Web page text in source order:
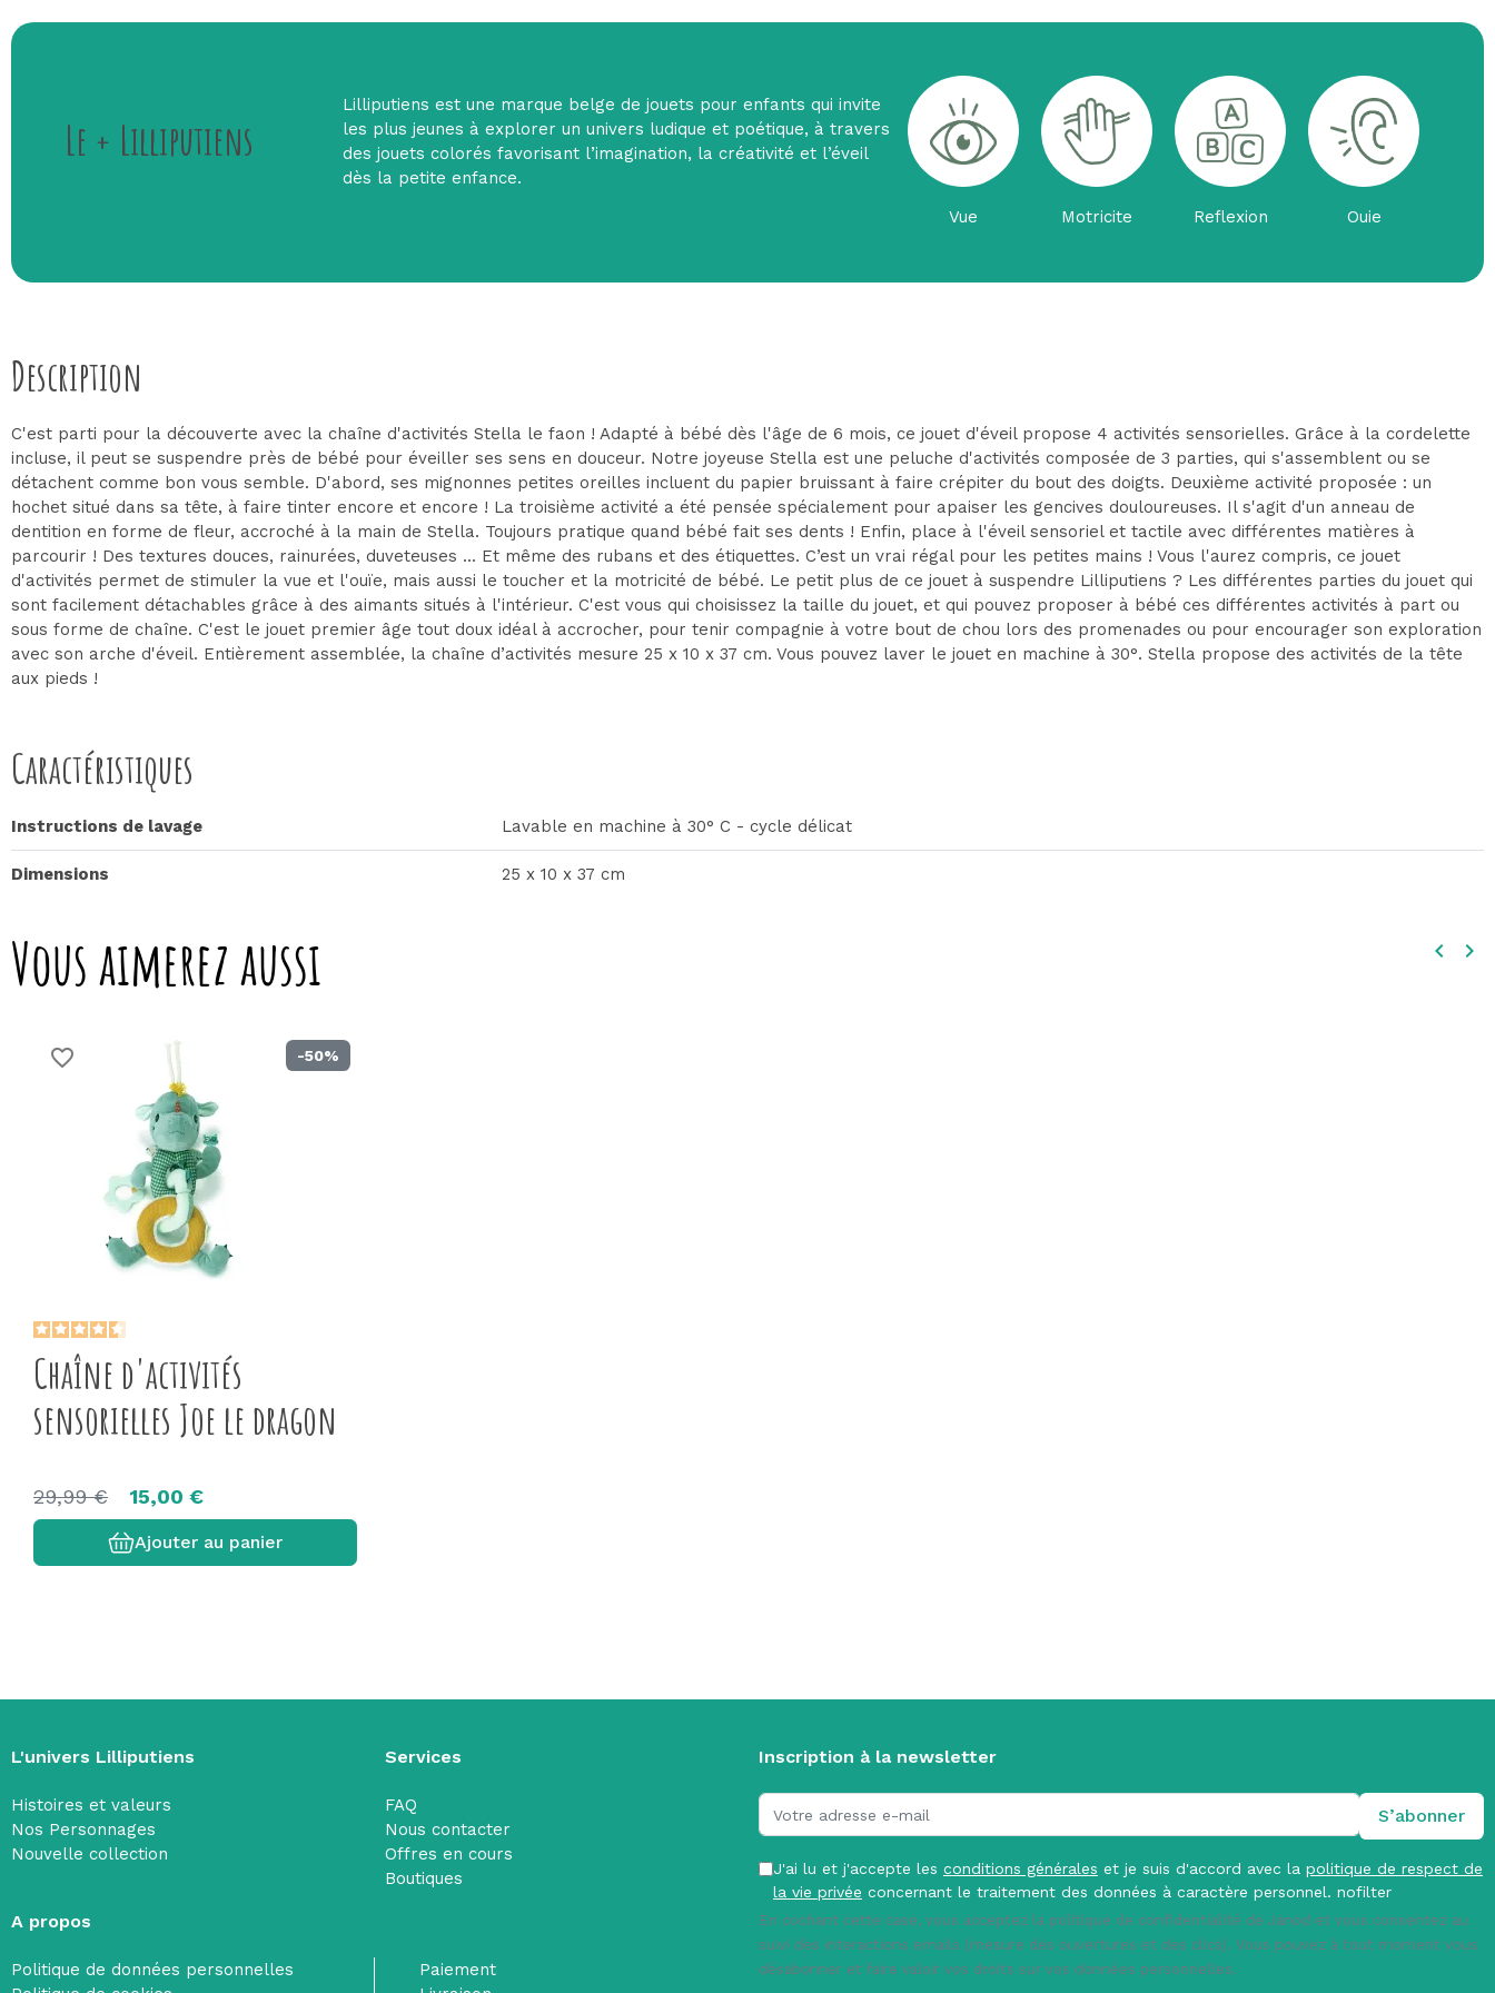
Le + Lilliputiens
Lilliputiens est une marque belge de jouets pour enfants qui invite
les plus jeunes à explorer un univers ludique et poétique, à travers
des jouets colorés favorisant l’imagination, la créativité et l’éveil
dès la petite enfance.
Vue
Motricite Reflexion Ouie
Description
C'est parti pour la découverte avec la chaîne d'activités Stella le faon ! Adapté à bébé dès l'âge de 6 mois, ce jouet d'éveil propose 4 activités sensorielles. Grâce à la cordelette
incluse, il peut se suspendre près de bébé pour éveiller ses sens en douceur. Notre joyeuse Stella est une peluche d'activités composée de 3 parties, qui s'assemblent ou se
détachent comme bon vous semble. D'abord, ses mignonnes petites oreilles incluent du papier bruissant à faire crépiter du bout des doigts. Deuxième activité proposée : un
hochet situé dans sa tête, à faire tinter encore et encore ! La troisième activité a été pensée spécialement pour apaiser les gencives douloureuses. Il s'agit d'un anneau de
dentition en forme de fleur, accroché à la main de Stella. Toujours pratique quand bébé fait ses dents ! Enfin, place à l'éveil sensoriel et tactile avec différentes matières à
parcourir ! Des textures douces, rainurées, duveteuses ... Et même des rubans et des étiquettes. C’est un vrai régal pour les petites mains ! Vous l'aurez compris, ce jouet
d'activités permet de stimuler la vue et l'ouïe, mais aussi le toucher et la motricité de bébé. Le petit plus de ce jouet à suspendre Lilliputiens ? Les différentes parties du jouet qui
sont facilement détachables grâce à des aimants situés à l'intérieur. C'est vous qui choisissez la taille du jouet, et qui pouvez proposer à bébé ces différentes activités à part ou
sous forme de chaîne. C'est le jouet premier âge tout doux idéal à accrocher, pour tenir compagnie à votre bout de chou lors des promenades ou pour encourager son exploration
avec son arche d'éveil. Entièrement assemblée, la chaîne d’activités mesure 25 x 10 x 37 cm. Vous pouvez laver le jouet en machine à 30°. Stella propose des activités de la tête
aux pieds !
Caractéristiques
Instructions de lavage Lavable en machine à 30° C - cycle délicat
Dimensions 25 x 10 x 37 cm
Vous aimerez aussi keyboard_arrow_left keyboard_arrow_right
-50%
favorite_border
Chaîne d'activités
sensorielles Joe le dragon
29,99 € 15,00 €
Ajouter au panier
L'univers Lilliputiens
Histoires et valeurs
Nos Personnages
Nouvelle collection
Services
FAQ
Nous contacter
Offres en cours
Boutiques
A propos
Politique de données personnelles
Paiement
Inscription à la newsletter
J'ai lu et j'accepte les conditions générales et je suis d'accord avec la politique de respect de
la vie privée concernant le traitement des données à caractère personnel. nofilter
En cochant cette case, vous acceptez la politique de confidentialité de Janod et vous consentez au
suivi des interactions emails (mesure des ouvertures et des clics). Vous pouvez à tout moment vous
désabonner et faire valoir vos droits sur vos données personnelles.